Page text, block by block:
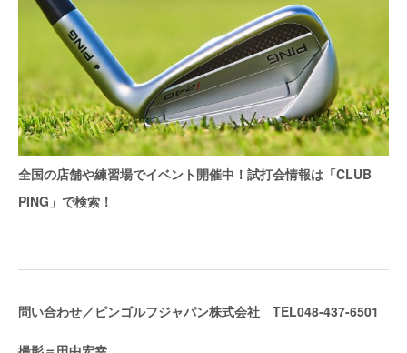
全国の店舗や練習場でイベント開催中！試打会情報は「CLUB
PING」で検索！
問い合わせ／ピンゴルフジャパン株式会社 TEL048-437-6501